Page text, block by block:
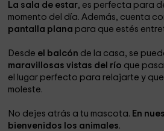
La sala de estar, es perfecta para
momento del día. Además, cuenta
pantalla plana para que estés
Desde el balcón de la casa, se
maravillosas vistas del río que
el lugar perfecto para relajarte y
moleste.
No dejes atrás a tu mascota. En
bienvenidos los animales.